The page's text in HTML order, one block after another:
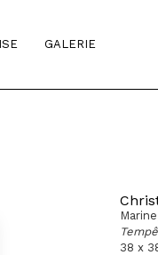
GALERIE
38 x